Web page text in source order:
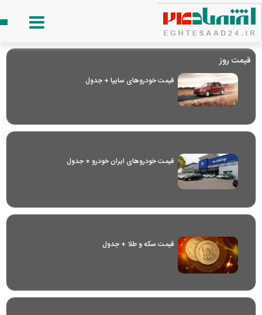
قیمت روز
قیمت خودرو‌های سایپا + جدول
قیمت خودرو‌های ایران خودرو + جدول
قیمت سکه و طلا + جدول